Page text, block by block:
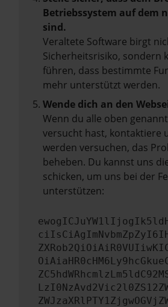
Betriebssystem auf dem
sind.
Veraltete Software birgt
Sicherheitsrisiko, sondern
führen, dass bestimmte
mehr unterstützt werden.
Wende dich an den
Wenn du alle oben
versucht hast, kontaktiere
werden versuchen, das
beheben. Du kannst uns
schicken, um uns bei der
unterstützen: